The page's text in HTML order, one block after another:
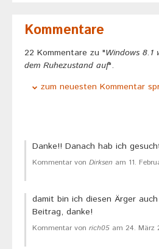
Kommentare
22 Kommentare zu "Windows 8.1
dem Ruhezustand auf".
zum neuesten Kommentar
Danke!! Danach hab ich
Kommentar von Dirksen am 11.
damit bin ich diesen Ärger
Beitrag, danke!
Kommentar von rich05 am 24. März